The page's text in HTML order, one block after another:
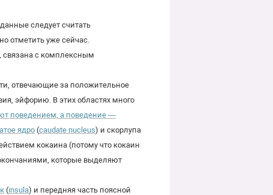
следует считать
отметить уже сейчас.
связана с комплексным
отвечающие за положительное
эйфорию. В этих областях много
поведением, а поведение —
ядро(caudate nucleus) и скорлупа
кокаина (потому что кокаин
которые выделяют
(insula) и передняя часть поясной